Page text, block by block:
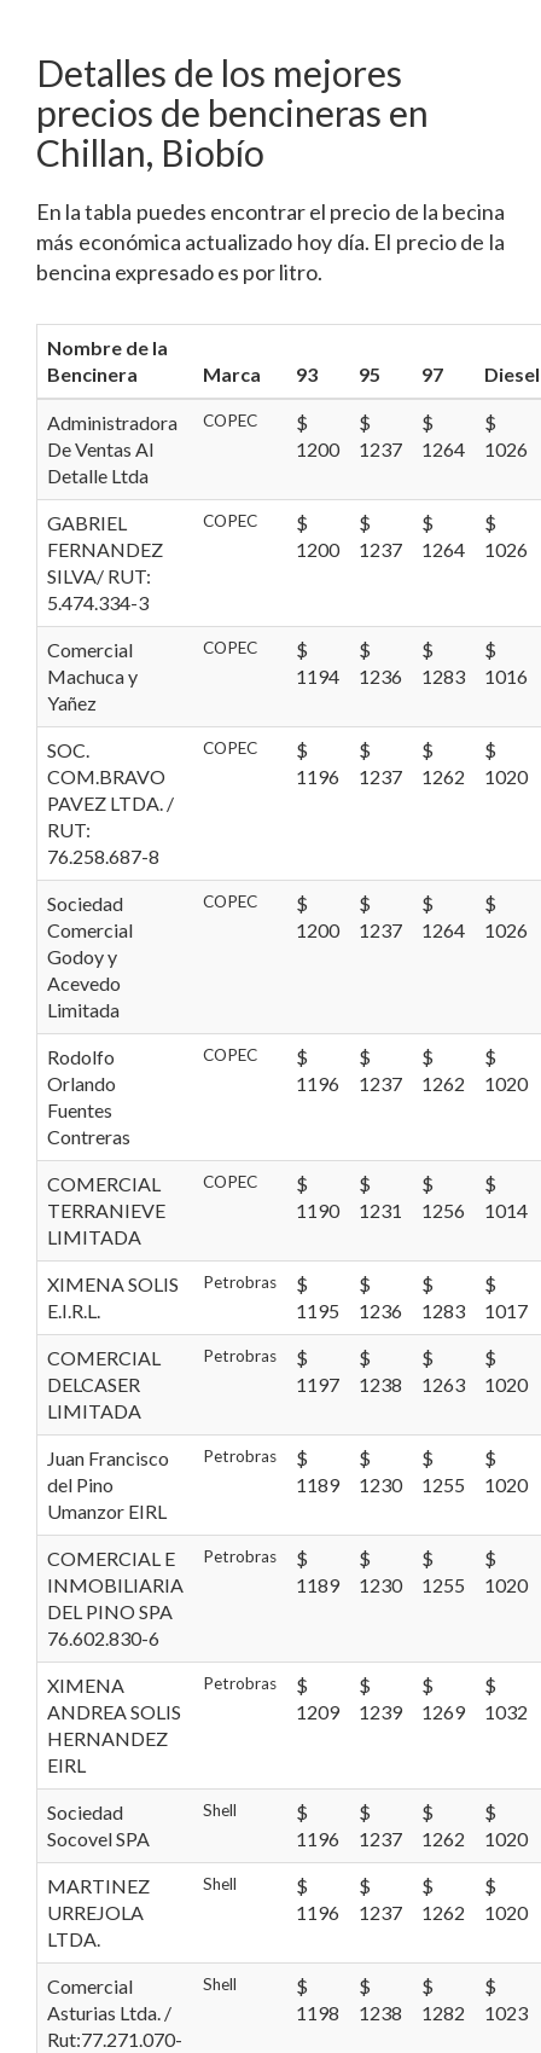
Detalles de los mejores
precios de bencineras en
Chillan, Biobío
En la tabla puedes encontrar el precio de la becina
más económica actualizado hoy día. El precio de la
bencina expresado es por litro.
Nombre de la
Bencinera
Marca 93 95 97 Diesel
Administradora
De Ventas Al
Detalle Ltda
COPEC
$
1200
$
1237
$
1264
$
1026
GABRIEL
FERNANDEZ
SILVA/ RUT:
5.474.334-3
COPEC
$
1200
$
1237
$
1264
$
1026
Comercial
Machuca y
Yañez
COPEC
$
1194
$
1236
$
1283
$
1016
SOC.
COM.BRAVO
PAVEZ LTDA. /
RUT:
76.258.687-8
COPEC
$
1196
$
1237
$
1262
$
1020
Sociedad
Comercial
Godoy y
Acevedo
Limitada
COPEC
$
1200
$
1237
$
1264
$
1026
Rodolfo
Orlando
Fuentes
Contreras
COPEC
$
1196
$
1237
$
1262
$
1020
COMERCIAL
TERRANIEVE
LIMITADA
COPEC
$
1190
$
1231
$
1256
$
1014
XIMENA SOLIS
E.I.R.L.
Petrobras
$
1195
$
1236
$
1283
$
1017
COMERCIAL
DELCASER
LIMITADA
Petrobras
$
1197
$
1238
$
1263
$
1020
Juan Francisco
del Pino
Umanzor EIRL
Petrobras
$
1189
$
1230
$
1255
$
1020
COMERCIAL E
INMOBILIARIA
DEL PINO SPA
76.602.830-6
Petrobras
$
1189
$
1230
$
1255
$
1020
XIMENA
ANDREA SOLIS
HERNANDEZ
EIRL
Petrobras
$
1209
$
1239
$
1269
$
1032
Sociedad
Socovel SPA
Shell
$
1196
$
1237
$
1262
$
1020
MARTINEZ
URREJOLA
LTDA.
Shell
$
1196
$
1237
$
1262
$
1020
Comercial
Asturias Ltda. /
Rut:77.271.070-
Shell
$
1198
$
1238
$
1282
$
1023